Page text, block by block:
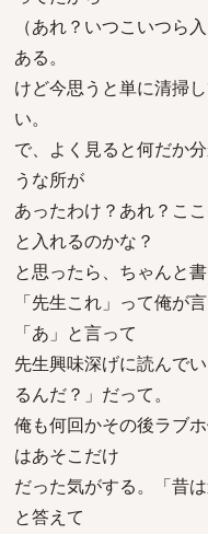
（あれ？いつこいつら
ある。
けど今思うと単に清掃
い。
で、よく見ると何だか
うな所が
あったわけ？あれ？こ
と入れるのかな？
と思ったら、ちゃんと
「先生これ」って俺が
「あ」と言って
先生興味深げに読んで
るんだ？」だって。
俺も何回かその後ラブ
はあそこだけ
だった気がする。「昔
と答えて